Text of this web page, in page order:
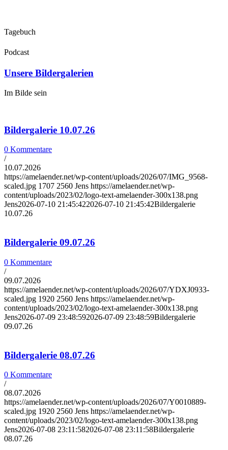
Tagebuch
Podcast
Unsere Bildergalerien
Im Bilde sein
Bildergalerie 10.07.26
0 Kommentare
/
10.07.2026
https://amelaender.net/wp-content/uploads/2026/07/IMG_9568-
scaled.jpg 1707 2560 Jens https://amelaender.net/wp-
content/uploads/2023/02/logo-text-amelaender-300x138.png
Jens2026-07-10 21:45:422026-07-10 21:45:42Bildergalerie
10.07.26
Bildergalerie 09.07.26
0 Kommentare
/
09.07.2026
https://amelaender.net/wp-content/uploads/2026/07/YDXJ0933-
scaled.jpg 1920 2560 Jens https://amelaender.net/wp-
content/uploads/2023/02/logo-text-amelaender-300x138.png
Jens2026-07-09 23:48:592026-07-09 23:48:59Bildergalerie
09.07.26
Bildergalerie 08.07.26
0 Kommentare
/
08.07.2026
https://amelaender.net/wp-content/uploads/2026/07/Y0010889-
scaled.jpg 1920 2560 Jens https://amelaender.net/wp-
content/uploads/2023/02/logo-text-amelaender-300x138.png
Jens2026-07-08 23:11:582026-07-08 23:11:58Bildergalerie
08.07.26